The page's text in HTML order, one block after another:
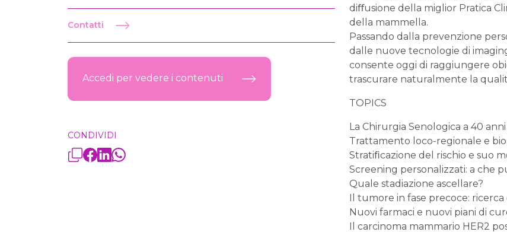
Contatti
Accedi per vedere i contenuti
CONDIVIDI
diﬀusione della miglior Pratica
della mammella.
Passando dalla prevenzione
dalle nuove tecnologie di
consente oggi di raggiungere
trascurare naturalmente la
TOPICS
La Chirurgia Senologica a 40
Trattamento loco-regionale e
Stratiﬁcazione del rischio e suo
Screening personalizzati: a che
Quale stadiazione ascellare?
Il tumore in fase precoce:
Nuovi farmaci e nuovi piani di
Il carcinoma mammario HER2